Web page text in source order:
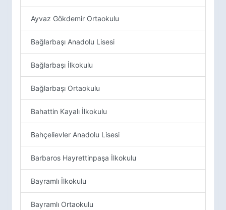
Ayvaz Gökdemir Ortaokulu
Bağlarbaşı Anadolu Lisesi
Bağlarbaşı İlkokulu
Bağlarbaşı Ortaokulu
Bahattin Kayalı İlkokulu
Bahçelievler Anadolu Lisesi
Barbaros Hayrettinpaşa İlkokulu
Bayramlı İlkokulu
Bayramlı Ortaokulu